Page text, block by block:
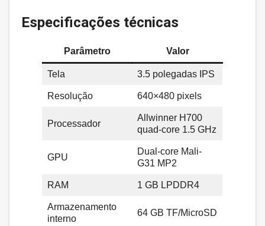
Especificações técnicas
Parâmetro Valor
Tela 3.5 polegadas IPS
Resolução 640×480 pixels
Processador
Allwinner H700
quad-core 1.5 GHz
GPU
Dual-core Mali-
G31 MP2
RAM 1 GB LPDDR4
Armazenamento
interno
64 GB TF/MicroSD